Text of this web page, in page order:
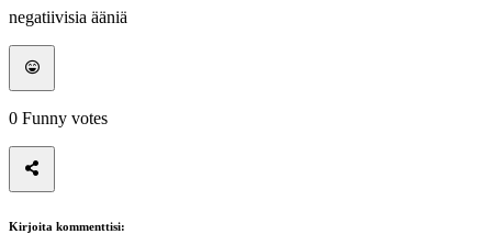
negatiivisia ääniä
0 Funny votes
Kirjoita kommenttisi: